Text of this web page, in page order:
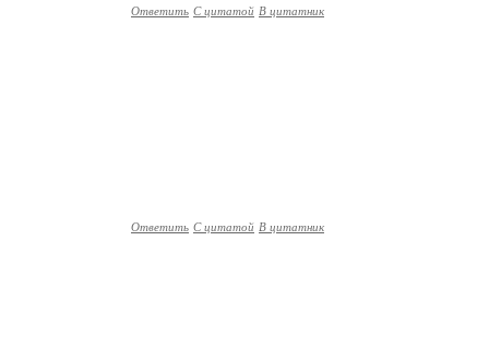
Ответить С цитатой В цитатник
Ответить С цитатой В цитатник